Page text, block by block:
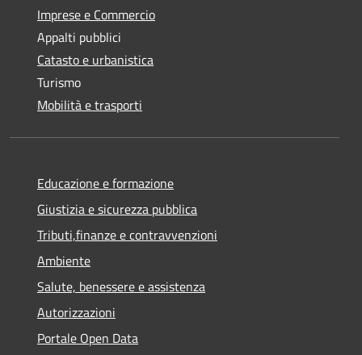
Imprese e Commercio
Appalti pubblici
Catasto e urbanistica
Turismo
Mobilità e trasporti
Educazione e formazione
Giustizia e sicurezza pubblica
Tributi,finanze e contravvenzioni
Ambiente
Salute, benessere e assistenza
Autorizzazioni
Portale Open Data